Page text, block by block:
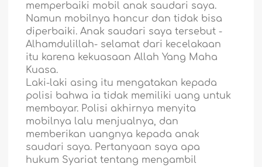
memperbaiki mobil anak saudari saya.
Namun mobilnya hancur dan tidak bisa
diperbaiki. Anak saudari saya tersebut -
Alhamdulillah- selamat dari kecelakaan
itu karena kekuasaan Allah Yang Maha
Kuasa.
Laki-laki asing itu mengatakan kepada
polisi bahwa ia tidak memiliki uang untuk
membayar. Polisi akhirnya menyita
mobilnya lalu menjualnya, dan
memberikan uangnya kepada anak
saudari saya. Pertanyaan saya apa
hukum Syariat tentang mengambil